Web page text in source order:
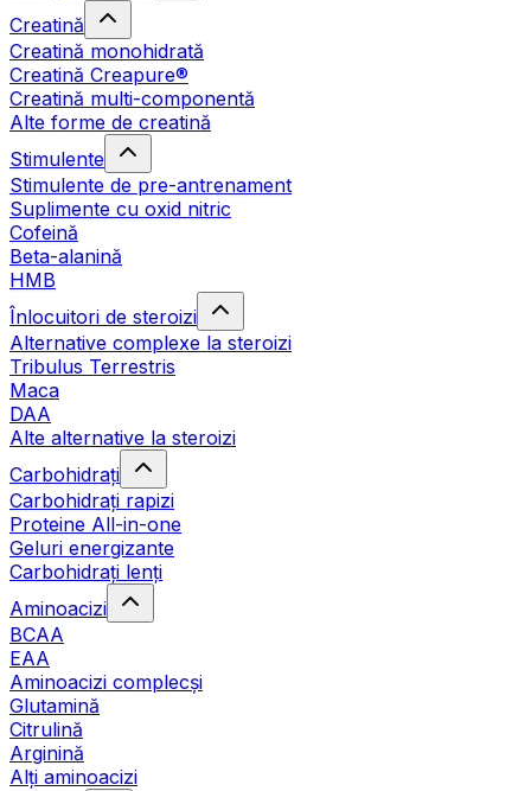
Creatină
Creatină monohidrată
Creatină Creapure®
Creatină multi-componentă
Alte forme de creatină
Stimulente
Stimulente de pre-antrenament
Suplimente cu oxid nitric
Cofeină
Beta-alanină
HMB
Înlocuitori de steroizi
Alternative complexe la steroizi
Tribulus Terrestris
Maca
DAA
Alte alternative la steroizi
Carbohidrați
Carbohidrați rapizi
Proteine All-in-one
Geluri energizante
Carbohidrați lenți
Aminoacizi
BCAA
EAA
Aminoacizi complecși
Glutamină
Citrulină
Arginină
Alți aminoacizi